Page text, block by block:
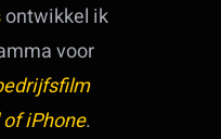
ontwikkel ik
voor
iPhone.